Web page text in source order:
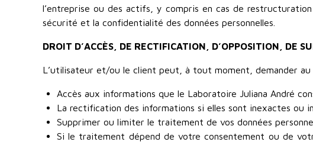
l’entreprise ou des actifs, y compris en cas de
sécurité et la confidentialité des données personnelles.
DROIT D’ACCÈS, DE RECTIFICATION, D’OPPOSITION, DE
L’utilisateur et/ou le client peut, à tout moment, demander au
Accès aux informations que le Laboratoire Juliana André
La rectification des informations si elles sont inexactes ou
Supprimer ou limiter le traitement de vos données
Si le traitement dépend de votre consentement ou de